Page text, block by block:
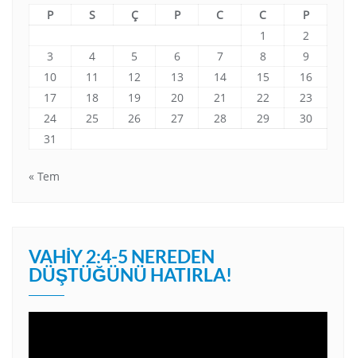
P S Ç P C C
P
1
2
3
4 5 6 7 8
9
10
11 12 13 14 15
16
17
18 19 20 21 22
23
24
25 26 27 28 29
30
31
« Tem
VAHIY 2:4-5 NEREDEN
DÜŞTÜĞÜNÜ HATIRLA!